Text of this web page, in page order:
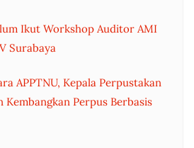
Ikut Workshop Auditor AMI
Surabaya
APPTNU, Kepala Perpustakan
Kembangkan Perpus Berbasis